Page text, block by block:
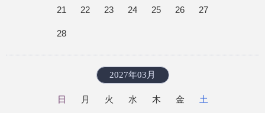
21 22 23 24 25 26 27
28
2027年03月
日 月 火 水 木 金
土